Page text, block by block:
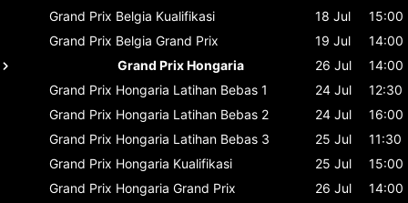
Grand Prix Belgia Kualifikasi 18 Jul
15:00
Grand Prix Belgia Grand Prix 19 Jul
14:00
Grand Prix Hongaria
26 Jul
14:00
Grand Prix Hongaria Latihan Bebas 1 24 Jul
12:30
Grand Prix Hongaria Latihan Bebas 2 24 Jul
16:00
Grand Prix Hongaria Latihan Bebas 3 25 Jul
11:30
Grand Prix Hongaria Kualifikasi 25 Jul
15:00
Grand Prix Hongaria Grand Prix 26 Jul
14:00